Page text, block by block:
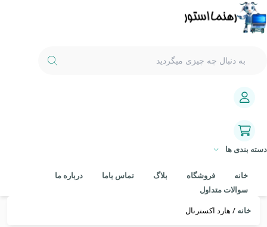
دسته بندی ها
خانه فروشگاه بلاگ تماس باما
درباره ما
سوالات متداول
خانه / هارد اکسترنال